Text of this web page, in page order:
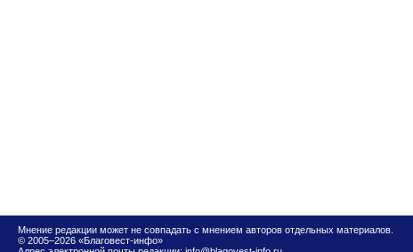
Мнение редакции может не совпадать с мнением авторов отдельных материалов.
© 2005–2026 «Благовест-инфо»